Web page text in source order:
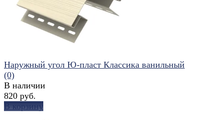
Наружный угол Ю-пласт Классика ванильный
(0)
В наличии
820 руб.
В корзину